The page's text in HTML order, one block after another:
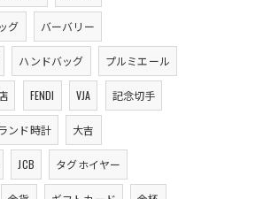
グ バーバリー
ハンドバッグ プルミエール
FENDI VJA 記念切手
ンド時計 大吉
JCB タグホイヤー